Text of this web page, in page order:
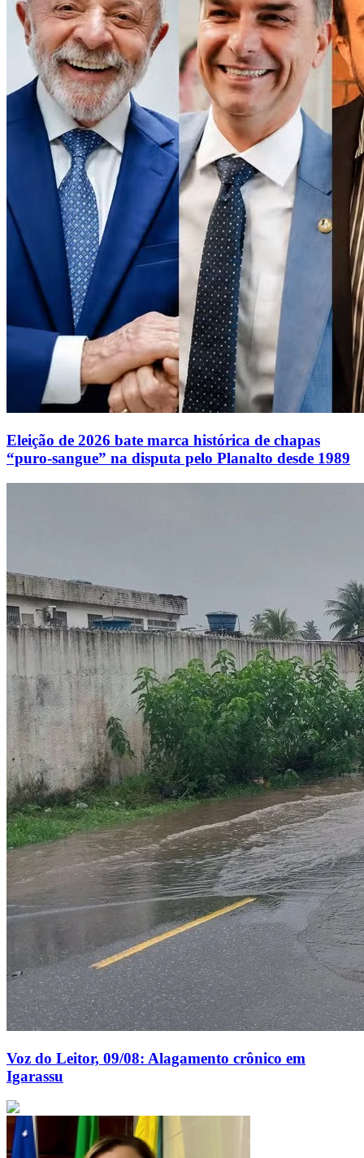
Eleição de 2026 bate marca histórica de chapas
“puro-sangue” na disputa pelo Planalto desde 1989
Voz do Leitor, 09/08: Alagamento crônico em
Igarassu